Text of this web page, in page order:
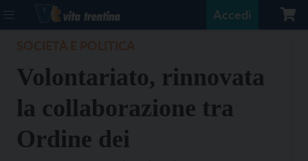
Accedi
Volontariato, rinnovata
la collaborazione tra
Ordine dei